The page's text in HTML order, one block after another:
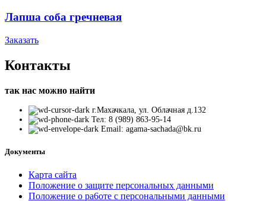
Лапша соба гречневая
Заказать
Контакты
так нас можно найти
г.Махачкала, ул. Облачная д.132
Тел: 8 (989) 863-95-14
Email: agama-sachada@bk.ru
Документы
Карта сайта
Положение o защите персональных данными
Положение o pa6oтe c персональными данными